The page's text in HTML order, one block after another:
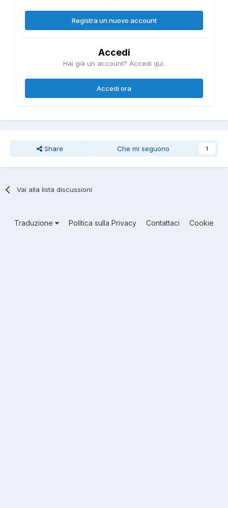
Registra un nuovo account
Accedi
Hai già un account? Accedi qui.
Accedi ora
Share Che mi seguono 1
Vai alla lista discussioni
Traduzione Politica sulla Privacy Contattaci Cookie